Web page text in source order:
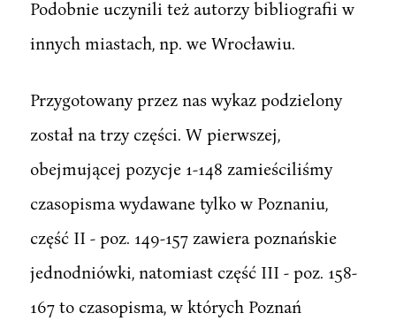
Podobnie uczynili też autorzy bibliografii w
innych miastach, np. we Wrocławiu.
Przygotowany przez nas wykaz podzielony
został na trzy części. W pierwszej,
obejmującej pozycje 1-148 zamieściliśmy
czasopisma wydawane tylko w Poznaniu,
część II - poz. 149-157 zawiera poznańskie
jednodniówki, natomiast część III - poz. 158-
167 to czasopisma, w których Poznań